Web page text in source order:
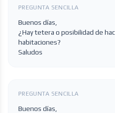
PREGUNTA SENCILLA
Buenos días,
¿Hay tetera o posibilidad de
habitaciones?
Saludos
PREGUNTA SENCILLA
Buenos días,